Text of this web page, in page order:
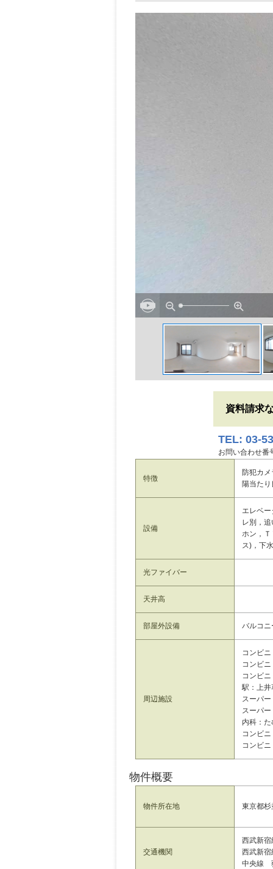
資料請求
TEL: 03-
お問い合わせ番
特徴
防犯カ
陽当た
設備
エレベ
レ別，
ホン，
ス)，下
光ファイバー
天井高
部屋外設備 バルコニ
周辺施設
コンビ
コンビ
コンビ
駅：上
スーパ
スーパ
内科：
コンビ
コンビ
物件概要
物件所在地 東京都
交通機関
西武新
西武新
中央線